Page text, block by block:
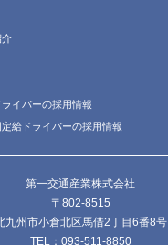
介
ライバーの採用情報
定給ドライバーの採用情報
第一交通産業株式会社
〒802-8515
九州市小倉北区馬借2丁目6番8号
TEL：093-511-8850